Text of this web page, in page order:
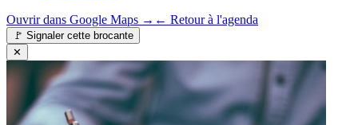
Ouvrir dans Google Maps → ← Retour à l'agenda
🚩 Signaler cette brocante
✕